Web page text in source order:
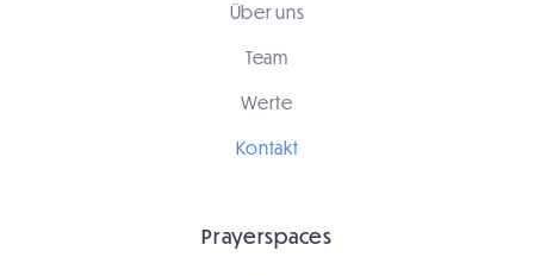
Über uns
Team
Werte
Kontakt
Prayerspaces